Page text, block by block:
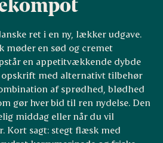
ret i en ny, lækker udgave.
møder en sød og cremet
en appetitvækkende dybde
opskrift med alternativt tilbehør
af sprødhed, blødhed
gør hver bid til ren nydelse. Den
middag eller når du vil
Kort sagt: stegt flæsk med